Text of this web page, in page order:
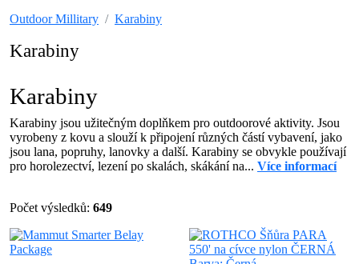
Outdoor Millitary
Karabiny
Karabiny
Karabiny
Karabiny jsou užitečným doplňkem pro outdoorové aktivity. Jsou
vyrobeny z kovu a slouží k připojení různých částí vybavení, jako
jsou lana, popruhy, lanovky a další. Karabiny se obvykle používají
pro horolezectví, lezení po skalách, skákání na... Více informací
Počet výsledků: 649